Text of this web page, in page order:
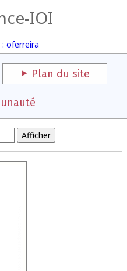
IOI
: oferreira
Plan du site